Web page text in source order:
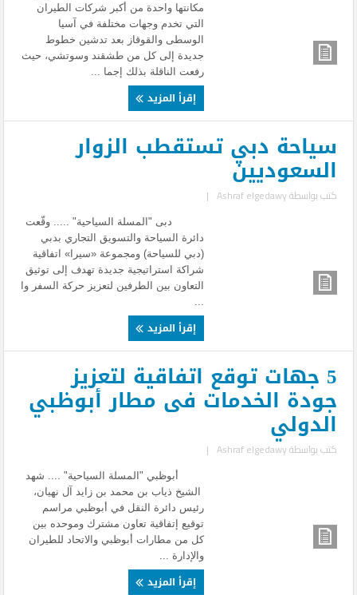
مكانتها واحدة من أكبر شركات الطيران
التي تخدم وجهات مختلفة في آسيا
الوسطى والقوقاز بعد تدشين خطوط
جديدة إلى كل من طشقند وسوتشي، حيث
رفعت الناقلة بذلك إجما ...
إقرأ المزيد
سياحة دبي تستقطب الزوار
السعوديين
كتب بواسطةAshraf elgedawy
|
دبى "المسلة السياحية" ..... وقّعت
دائرة السياحة والتسويق التجاري بدبي
(دبي للسياحة) ومجموعة «سيرا» اتفاقية
شراكة استراتيجية جديدة تهدف إلى توثيق
التعاون بين الطرفين لتعزيز حركة السفر وا
إقرأ المزيد
5 جهات توقع اتفاقية لتعزيز
جودة الخدمات فى مطار أبوظبي
الدولي
كتب بواسطةAshraf elgedawy
|
أبوظبي "المسلة السياحية" .... شهد
الشيخ ذياب بن محمد بن زايد آل نهيان،
رئيس دائرة النقل في أبوظبي مراسم
توقيع إتفاقية تعاون مشترك وموحده بين
كل من مطارات أبوظبي والاتحاد للطيران
والإدارة ...
إقرأ المزيد